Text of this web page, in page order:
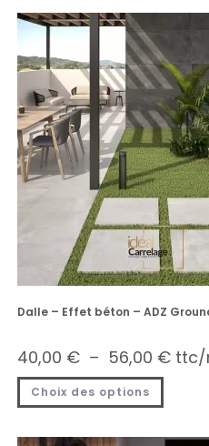
Dalle – Effet béton – ADZ
40,00 € – 56,00 € ttc/
Choix des options